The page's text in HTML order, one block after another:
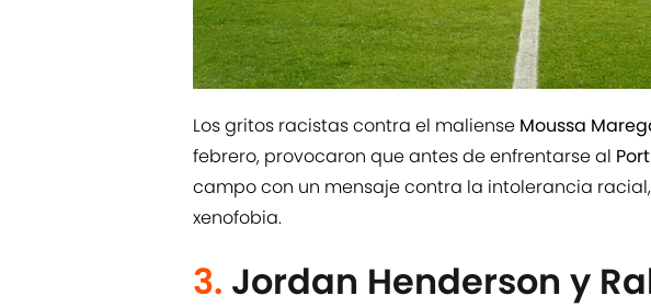
Los gritos racistas contra el maliense Moussa
febrero, provocaron que antes de enfrentarse al
campo con un mensaje contra la intolerancia
xenofobia.
3. Jordan Henderson y